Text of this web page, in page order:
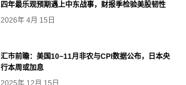
四年最乐观预期遇上中东战事，财报季检验美股韧性
2026年 4月 15日
汇市前瞻：美国10~11月非农与CPI数据公布，日本央
行本周或加息